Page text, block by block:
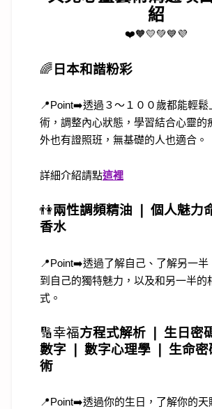
紹
❤️🧡💛💚💙💜
🌈 日本和諧粉彩
📍Point➡️透過３～１００歲都能輕鬆
術，調整內心狀態，學習結合心靈的
外也有證照班，無基礎的人也適合。
詳細介紹請點這裡
👫兩性調頻精油 ❘ 個人魅力
香水
📍Point➡️透過了解自己、了解另一半
到自己的獨特魅力，以及和另一半的
式。
🔢幸福方程式解析 ❘ 生日密
數字 ❘ 數字心理學 ❘ 生命
術
📍Point➡️透過你的生日，了解你的天